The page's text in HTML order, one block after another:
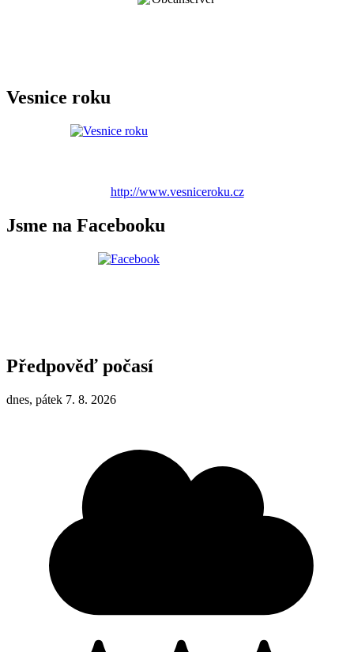
Vesnice roku
http://www.vesniceroku.cz
Jsme na Facebooku
Předpověď počasí
dnes, pátek 7. 8. 2026